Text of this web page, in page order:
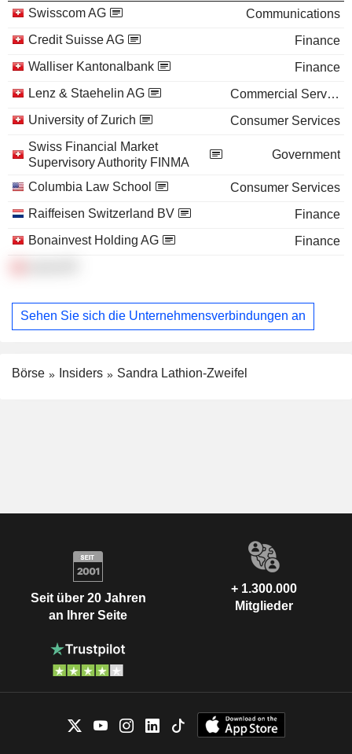
Swisscom AG
Communications
Credit Suisse AG
Finance
Walliser Kantonalbank
Finance
Lenz & Staehelin AG
Commercial Services
University of Zurich
Consumer Services
Swiss Financial Market
Supervisory Authority FINMA
Government
Columbia Law School
Consumer Services
Raiffeisen Switzerland BV
Finance
Bonainvest Holding AG
Finance
Sehen Sie sich die Unternehmensverbindungen an
Börse Insiders Sandra Lathion-Zweifel
Seit über 20 Jahren
an Ihrer Seite
+ 1.300.000
Mitglieder